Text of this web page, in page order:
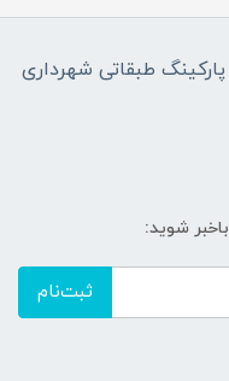
طبقاتی شهرداری
شوید:
ثبت‌نام